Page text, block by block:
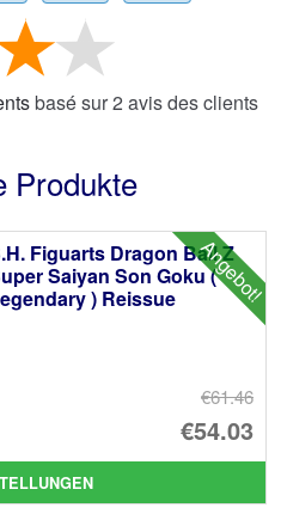
basé sur2 avis des clients
Produkte
Angebot!
Figuarts Dragon Ball Z
Saiyan Son Goku (
) Reissue
€61.46
€54.03